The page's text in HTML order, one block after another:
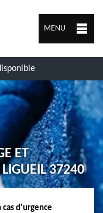
MENU
ET
37240
d'urgence